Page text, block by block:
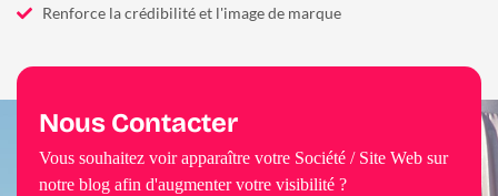
Renforce la crédibilité et l'image de marque
Nous Contacter
Vous souhaitez voir apparaître votre Société / Site Web sur
notre blog afin d'augmenter votre visibilité ?